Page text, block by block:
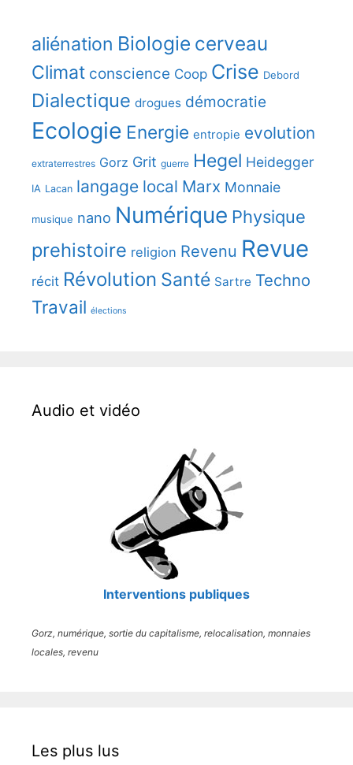
aliénation Biologie cerveau
Climat conscience Coop Crise Debord
Dialectique drogues démocratie
Ecologie Energie entropie evolution
extraterrestres Gorz Grit guerre Hegel Heidegger
IA Lacan langage local Marx Monnaie
musique nano Numérique Physique
prehistoire religion Revenu Revue
récit Révolution Santé Sartre Techno
Travail élections
Audio et vidéo
Interventions publiques
Gorz, numérique, sortie du capitalisme, relocalisation, monnaies
locales, revenu
Les plus lus